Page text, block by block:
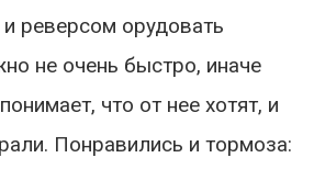
реверсом орудовать
не очень быстро, иначе
что от нее хотят, и
Понравились и тормоза: